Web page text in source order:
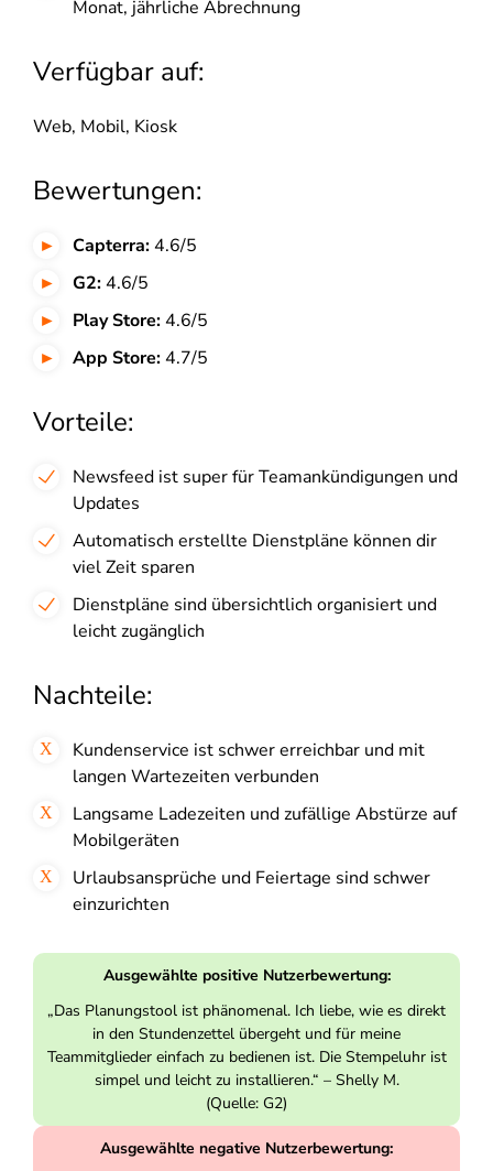
Monat, jährliche Abrechnung
Verfügbar auf:
Web, Mobil, Kiosk
Bewertungen:
Capterra:4.6/5
G2:4.6/5
Play Store:4.6/5
App Store:4.7/5
Vorteile:
Newsfeed ist super für Teamankündigungen und
Updates
Automatisch erstellte Dienstpläne können dir
viel Zeit sparen
Dienstpläne sind übersichtlich organisiert und
leicht zugänglich
Nachteile:
Kundenservice ist schwer erreichbar und mit
langen Wartezeiten verbunden
Langsame Ladezeiten und zufällige Abstürze auf
Mobilgeräten
Urlaubsansprüche und Feiertage sind schwer
einzurichten
Ausgewählte positive Nutzerbewertung:
„Das Planungstool ist phänomenal. Ich liebe, wie es direkt
in den Stundenzettel übergeht und für meine
Teammitglieder einfach zu bedienen ist. Die Stempeluhr ist
simpel und leicht zu installieren.“ – Shelly M.
(Quelle: G2)
Ausgewählte negative Nutzerbewertung: